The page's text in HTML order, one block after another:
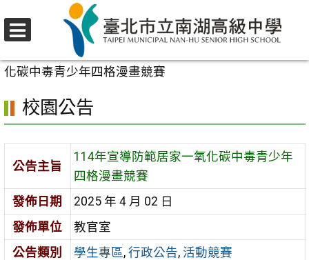
至
要
區
校園公告
化碳中毒青少年四格漫畫競賽
校園公告
公告主旨
114年宣導防範居家一氧化碳中毒青少年
四格漫畫競賽
發佈日期
2025 年 4 月 02 日
發佈單位
教官室
公告類別
學生專區, 行政公告, 活動競賽
選
單